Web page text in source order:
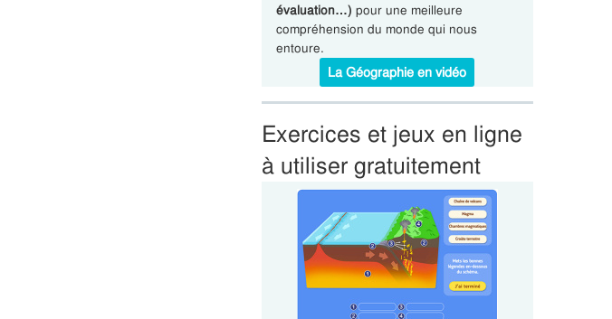
évaluation…) pour une meilleure
compréhension du monde qui nous
entoure.
La Géographie en vidéo
Exercices et jeux en ligne
à utiliser gratuitement